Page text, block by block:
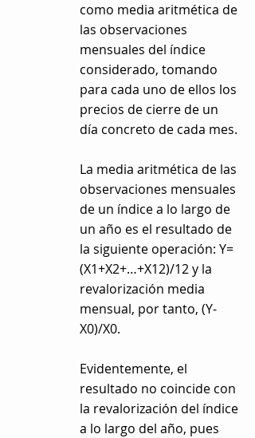
como media aritmética de
las observaciones
mensuales del índice
considerado, tomando
para cada uno de ellos los
precios de cierre de un
día concreto de cada mes.
La media aritmética de las
observaciones mensuales
de un índice a lo largo de
un año es el resultado de
la siguiente operación: Y=
(X1+X2+…+X12)/12 y la
revalorización media
mensual, por tanto, (Y-
X0)/X0.
Evidentemente, el
resultado no coincide con
la revalorización del índice
a lo largo del año, pues